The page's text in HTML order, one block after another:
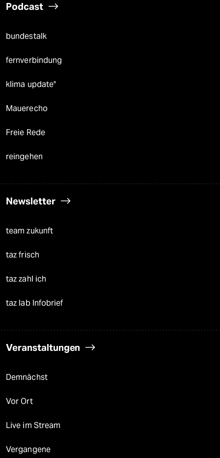
Podcast
bundestalk
fernverbindung
klima update°
Mauerecho
Freie Rede
reingehen
Newsletter
team zukunft
taz frisch
taz zahl ich
taz lab Infobrief
Veranstaltungen
Demnächst
Vor Ort
Live im Stream
Vergangene